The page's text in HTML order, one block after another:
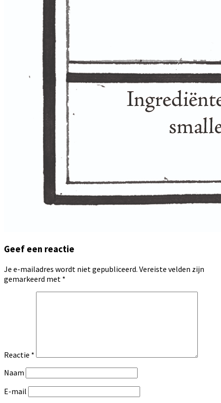
Geef een reactie
Je e-mailadres wordt niet gepubliceerd. Vereiste velden zijn
gemarkeerd met *
Reactie *
Naam
E-mail